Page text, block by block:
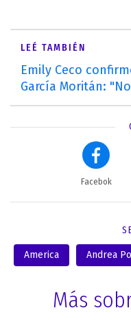
LEÉ TAMBIÉN
Emily Ceco
García Moritán:
Facebok
America Andrea
Más